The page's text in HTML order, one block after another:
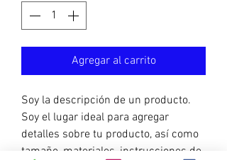
Agregar al carrito
Soy la descripción de un producto.
Soy el lugar ideal para agregar
detalles sobre tu producto, así como
tamaño, materiales, instrucciones de